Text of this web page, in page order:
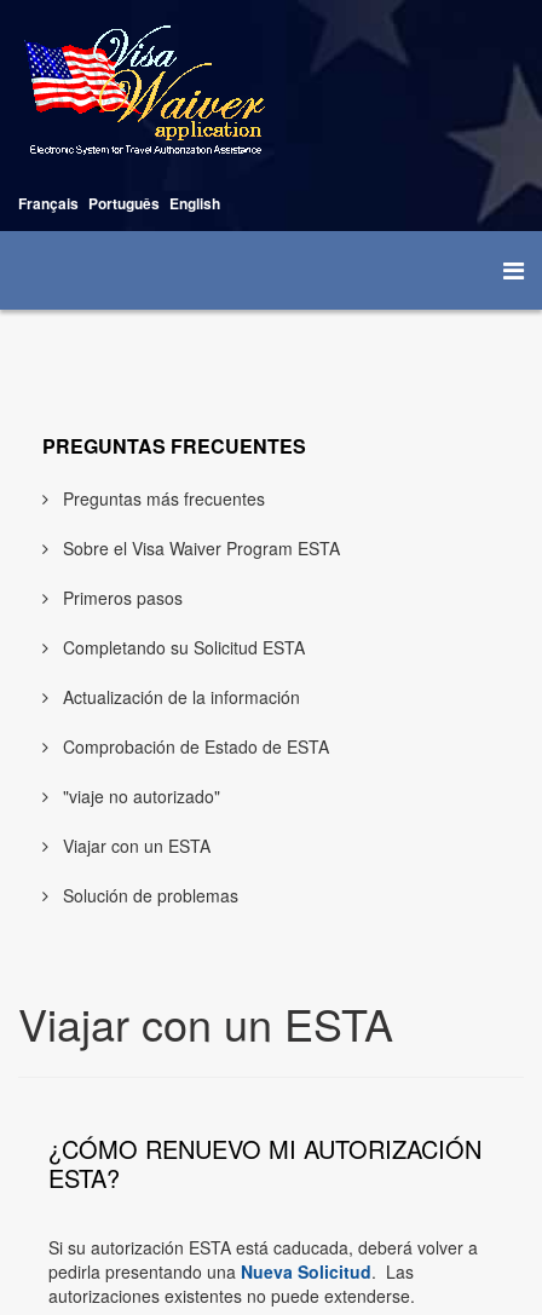
Français Português English
PREGUNTAS FRECUENTES
Preguntas más frecuentes
Sobre el Visa Waiver Program ESTA
Primeros pasos
Completando su Solicitud ESTA
Actualización de la información
Comprobación de Estado de ESTA
"viaje no autorizado"
Viajar con un ESTA
Solución de problemas
Viajar con un ESTA
¿CÓMO RENUEVO MI AUTORIZACIÓN
ESTA?
Si su autorización ESTA está caducada, deberá volver a
pedirla presentando una Nueva Solicitud. Las
autorizaciones existentes no puede extenderse.